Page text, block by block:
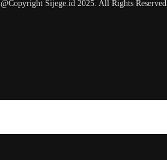
@Copyright Sijege.id 2025. All Rights Reserved